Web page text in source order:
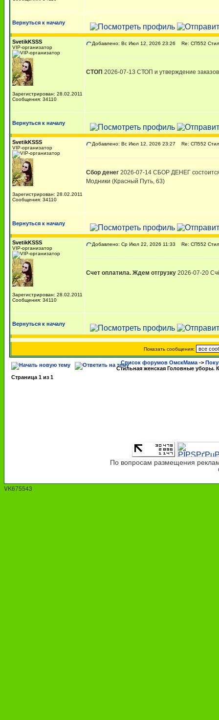
Вернуться к началу
SvetikKSSS
VIP-организатор
Зарегистрирован: 28.02.2011
Сообщения: 34110
Добавлено: Вс Июл 12, 2026 23:26 Re: СП552
СТОП 2026-07-13 СТОП и утверждение
Вернуться к началу
SvetikKSSS
VIP-организатор
Зарегистрирован: 28.02.2011
Сообщения: 34110
Добавлено: Вс Июл 12, 2026 23:27 Re: СП552
Сбор денег 2026-07-14 СБОР ДЕНЕГ
Модники (Красный Путь, 63)
Вернуться к началу
SvetikKSSS
VIP-организатор
Зарегистрирован: 28.02.2011
Сообщения: 34110
Добавлено: Ср Июл 22, 2026 11:33 Re: СП552
Счет оплатила. Ждем отгрузку 2026-07-20
Вернуться к началу
Показать сообщения:
Список форумов ОмскМама ->
Стильная женская Головные
Страница 1 из 1
По вопросам размещения
VK675543